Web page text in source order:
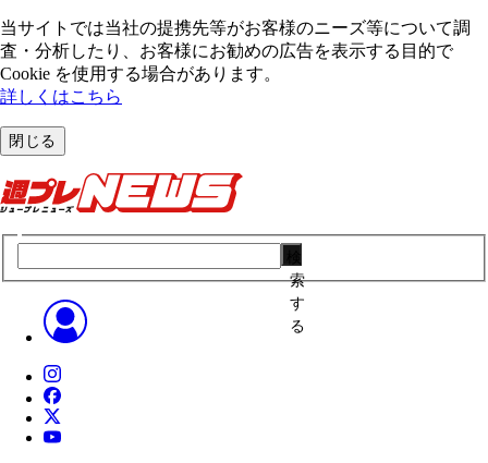
当サイトでは当社の提携先等がお客様のニーズ等について調
査・分析したり、お客様にお勧めの広告を表⽰する⽬的で
Cookie を使⽤する場合があります。
詳しくはこちら
閉じる
索
す
る